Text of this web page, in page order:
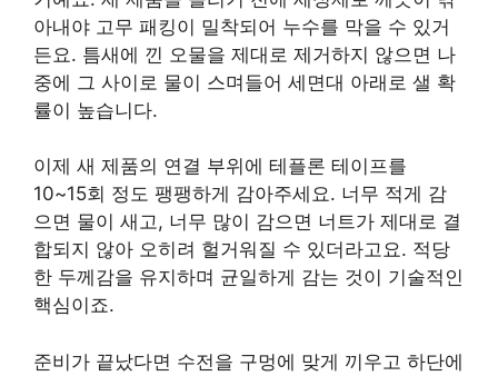
아내야 고무 패킹이 밀착되어 누수를 막을 수 있거
든요. 틈새에 낀 오물을 제대로 제거하지 않으면 나
중에 그 사이로 물이 스며들어 세면대 아래로 샐 확
률이 높습니다.
이제 새 제품의 연결 부위에 테플론 테이프를
10~15회 정도 팽팽하게 감아주세요. 너무 적게 감
으면 물이 새고, 너무 많이 감으면 너트가 제대로 결
합되지 않아 오히려 헐거워질 수 있더라고요. 적당
한 두께감을 유지하며 균일하게 감는 것이 기술적인
핵심이죠.
준비가 끝났다면 수전을 구멍에 맞게 끼우고 하단에